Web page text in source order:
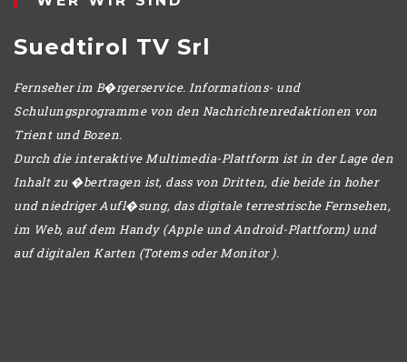
Suedtirol TV Srl
Fernseher im B�rgerservice. Informations- und
Schulungsprogramme von den Nachrichtenredaktionen von
Trient und Bozen.
Durch die interaktive Multimedia-Plattform ist in der Lage den
Inhalt zu �bertragen ist, dass von Dritten, die beide in hoher
und niedriger Aufl�sung, das digitale terrestrische Fernsehen,
im Web, auf dem Handy (Apple und Android-Plattform) und
auf digitalen Karten (Totems oder Monitor ).